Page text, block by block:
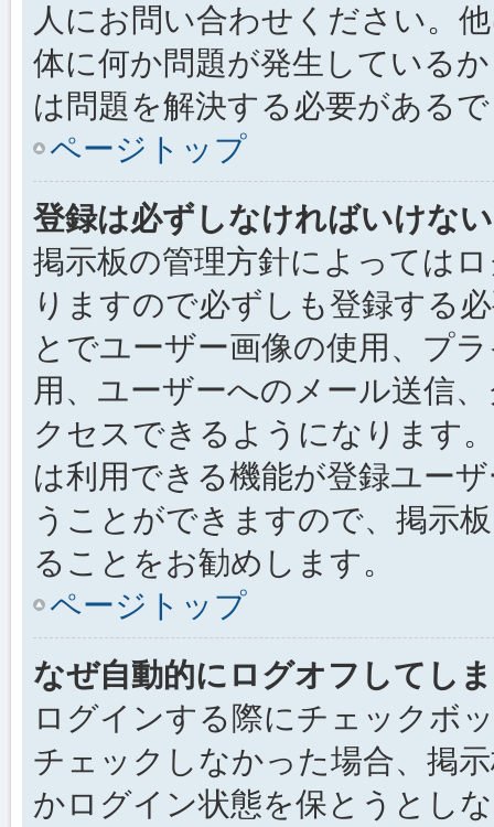
人にお問い合わせください。
体に何か問題が発生している
は問題を解決する必要がある
ページトップ
登録は必ずしなければいけな
掲示板の管理方針によっては
りますので必ずしも登録する
とでユーザー画像の使用、プ
用、ユーザーへのメール送信
クセスできるようになります
は利用できる機能が登録ユー
うことができますので、掲示
ることをお勧めします。
ページトップ
なぜ自動的にログオフしてし
ログインする際にチェックボ
チェックしなかった場合、掲
かログイン状態を保とうとし